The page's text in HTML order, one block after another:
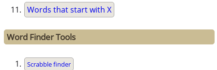
Words that start with X
Word Finder Tools
Scrabble finder